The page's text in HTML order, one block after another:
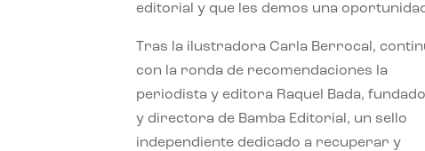
editorial y que les demos una
Tras la ilustradora Carla Berrocal,
con la ronda de recomendaciones la
periodista y editora Raquel Bada,
y directora de Bamba Editorial, un sello
independiente dedicado a recuperar y